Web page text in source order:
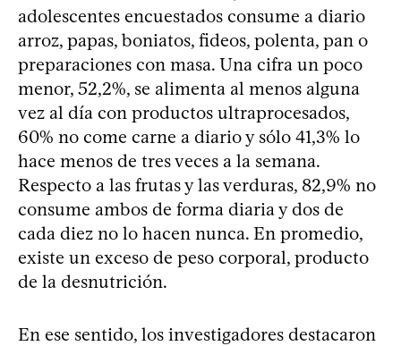
adolescentes encuestados consume a diario
arroz, papas, boniatos, fideos, polenta, pan o
preparaciones con masa. Una cifra un poco
menor, 52,2%, se alimenta al menos alguna
vez al día con productos ultraprocesados,
60% no come carne a diario y sólo 41,3% lo
hace menos de tres veces a la semana.
Respecto a las frutas y las verduras, 82,9% no
consume ambos de forma diaria y dos de
cada diez no lo hacen nunca. En promedio,
existe un exceso de peso corporal, producto
de la desnutrición.
En ese sentido, los investigadores destacaron